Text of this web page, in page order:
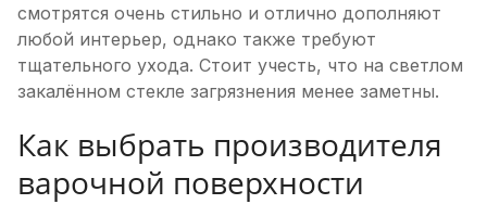
смотрятся очень стильно и отлично дополняют
любой интерьер, однако также требуют
тщательного ухода. Стоит учесть, что на светлом
закалённом стекле загрязнения менее заметны.
Как выбрать производителя
варочной поверхности